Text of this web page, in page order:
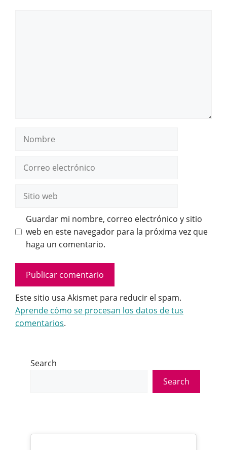
Nombre
electrónico
web
Guardar mi nombre, correo electrónico y sitio
web en este navegador para la próxima vez que
haga un comentario.
Este sitio usa Akismet para reducir el spam.
Aprende cómo se procesan los datos de tus
comentarios.
Search
Search